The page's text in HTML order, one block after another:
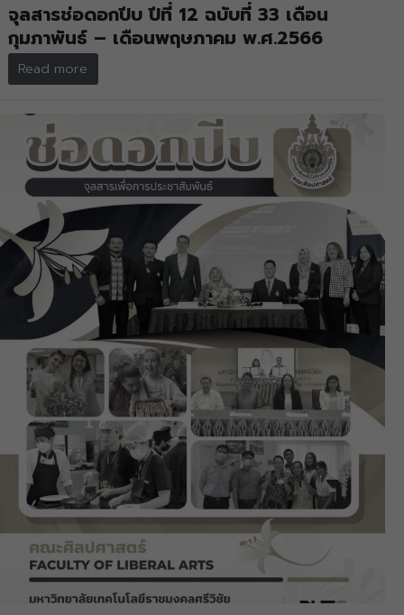
จุลสารช่อดอกปีบ ปีที่ 12 ฉบับที่ 33 เดือน
กุมภาพันธ์ – เดือนพฤษภาคม พ.ศ.2566
Read more